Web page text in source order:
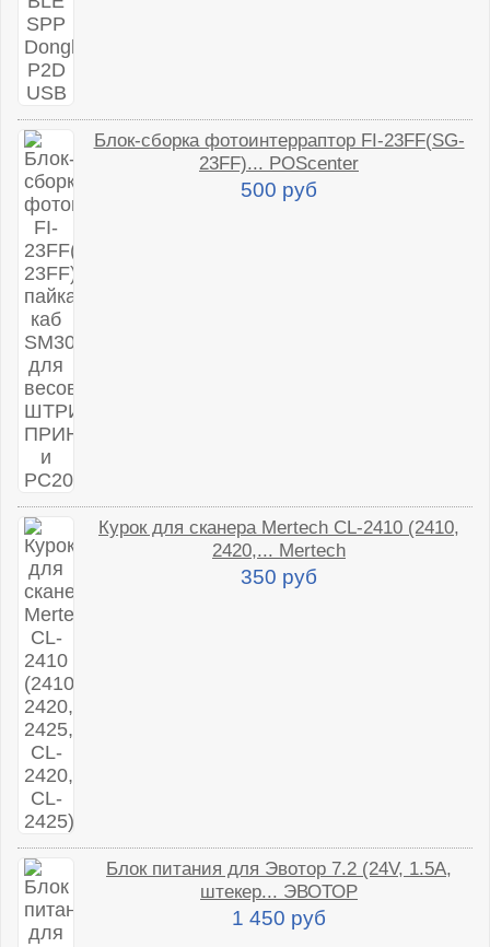
Блок-сборка фотоинтерраптор FI-23FF(SG-
23FF)... POScenter
500 руб
Курок для сканера Mertech CL-2410 (2410,
2420,... Mertech
350 руб
Блок питания для Эвотор 7.2 (24V, 1.5A,
штекер... ЭВОТОР
1 450 руб